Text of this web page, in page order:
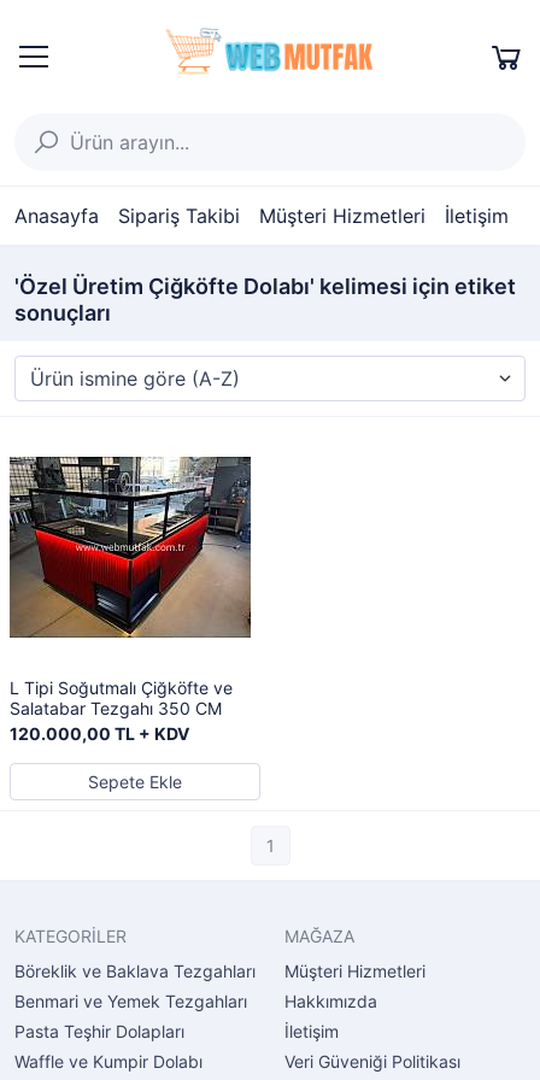
Anasayfa Sipariş Takibi Müşteri Hizmetleri İletişim
'Özel Üretim Çiğköfte Dolabı' kelimesi için etiket
sonuçları
L Tipi Soğutmalı Çiğköfte ve
Salatabar Tezgahı 350 CM
120.000,00 TL + KDV
Sepete Ekle
1
KATEGORİLER
Böreklik ve Baklava Tezgahları
Benmari ve Yemek Tezgahları
Pasta Teşhir Dolapları
Waffle ve Kumpir Dolabı
MAĞAZA
Müşteri Hizmetleri
Hakkımızda
İletişim
Veri Güveniği Politikası